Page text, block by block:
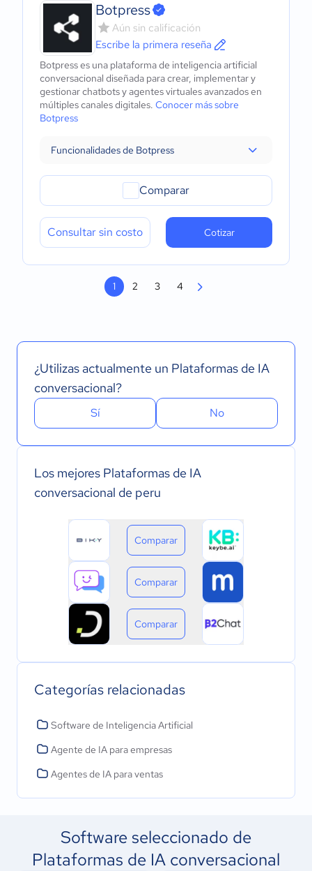
Botpress
Aún sin calificación
Escribe la primera reseña
Botpress es una plataforma de inteligencia artificial
conversacional diseñada para crear, implementar y
gestionar chatbots y agentes virtuales avanzados en
múltiples canales digitales. Conocer más sobre
Botpress
Funcionalidades de Botpress
Comparar
Consultar sin costo Cotizar
1 2 3 4
¿Utilizas actualmente un Plataformas de IA
conversacional?
Sí No
Los mejores Plataformas de IA
conversacional de peru
Comparar
Comparar
Comparar
Categorías relacionadas
Software de Inteligencia Artificial
Agente de IA para empresas
Agentes de IA para ventas
Software seleccionado de
Plataformas de IA conversacional